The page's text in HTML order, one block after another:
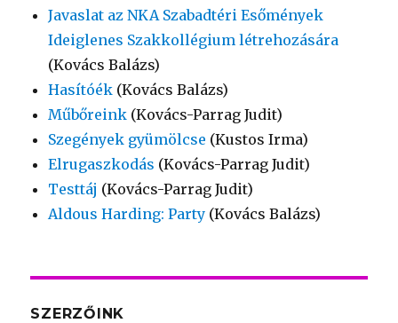
Javaslat az NKA Szabadtéri Esőmények
Ideiglenes Szakkollégium létrehozására
(Kovács Balázs)
Hasítóék (Kovács Balázs)
Műbőreink (Kovács-Parrag Judit)
Szegények gyümölcse (Kustos Irma)
Elrugaszkodás (Kovács-Parrag Judit)
Testtáj (Kovács-Parrag Judit)
Aldous Harding: Party (Kovács Balázs)
SZERZŐINK